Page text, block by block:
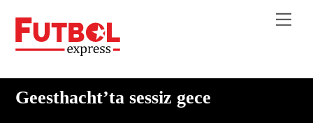
Geesthacht’ta sessiz gece